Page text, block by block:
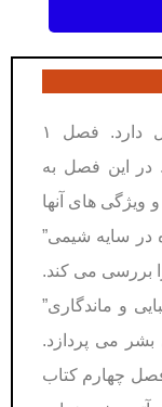
چهار فصل دارد. فصل ۱
در این فصل به
ویژگی های آنها
و رفاه در سایه شیمی”
بررسی می کند.
و ماندگاری”
می پردازد.
چهارم کتاب